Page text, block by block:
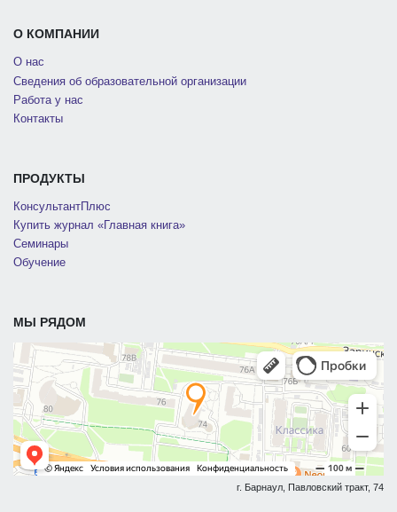
О КОМПАНИИ
О нас
Сведения об образовательной организации
Работа у нас
Контакты
ПРОДУКТЫ
КонсультантПлюс
Купить журнал «Главная книга»
Семинары
Обучение
МЫ РЯДОМ
г. Барнаул, Павловский тракт, 74